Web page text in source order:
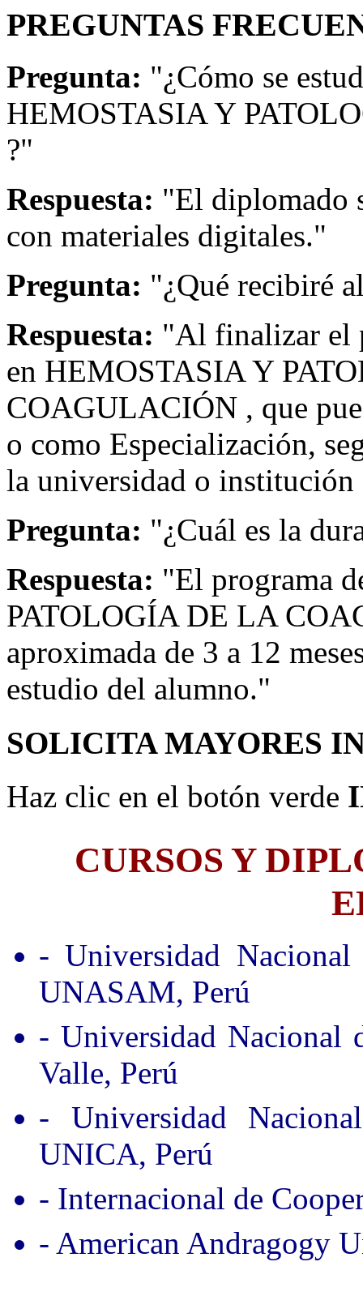
PREGUNTAS
Pregunta: "¿Cómo se
HEMOSTASIA Y
?"
Respuesta: "El diplomado
con materiales digitales."
Pregunta: "¿Qué recibiré
Respuesta: "Al finalizar el
en HEMOSTASIA Y
COAGULACIÓN , que
o como Especialización,
la universidad o institución
Pregunta: "¿Cuál es la
Respuesta: "El programa
PATOLOGÍA DE LA
aproximada de 3 a 12
estudio del alumno."
SOLICITA MAYORES
Haz clic en el botón verde
CURSOS Y
- Universidad
UNASAM, Perú
- Universidad Nacional
Valle, Perú
- Universidad
UNICA, Perú
- Internacional de
- American Andragogy